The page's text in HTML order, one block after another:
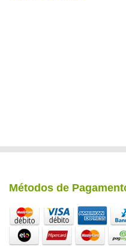
Métodos de